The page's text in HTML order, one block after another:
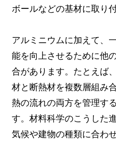
ボールなどの基材に取り
アルミニウムに加えて、
能を向上させるために他
合があります。たとえば
材と断熱材を複数層組み
熱の流れの両方を管理す
す。材料科学のこうした
気候や建物の種類に合わ